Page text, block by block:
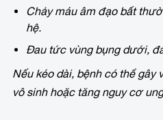
Chảy máu âm đạo bất
hệ.
Đau tức vùng bụng dưới,
Nếu kéo dài, bệnh có thể gây
vô sinh hoặc tăng nguy cơ